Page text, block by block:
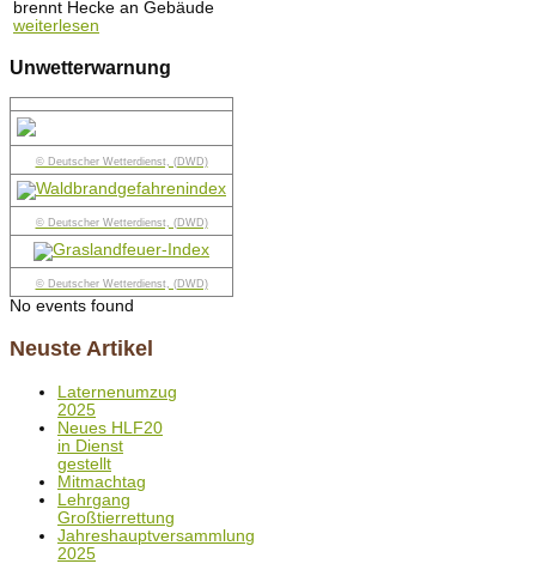
brennt Hecke an Gebäude
weiterlesen
Unwetterwarnung
© Deutscher Wetterdienst, (DWD)
© Deutscher Wetterdienst, (DWD)
© Deutscher Wetterdienst, (DWD)
No events found
Neuste Artikel
Laternenumzug
2025
Neues HLF20
in Dienst
gestellt
Mitmachtag
Lehrgang
Großtierrettung
Jahreshauptversammlung
2025